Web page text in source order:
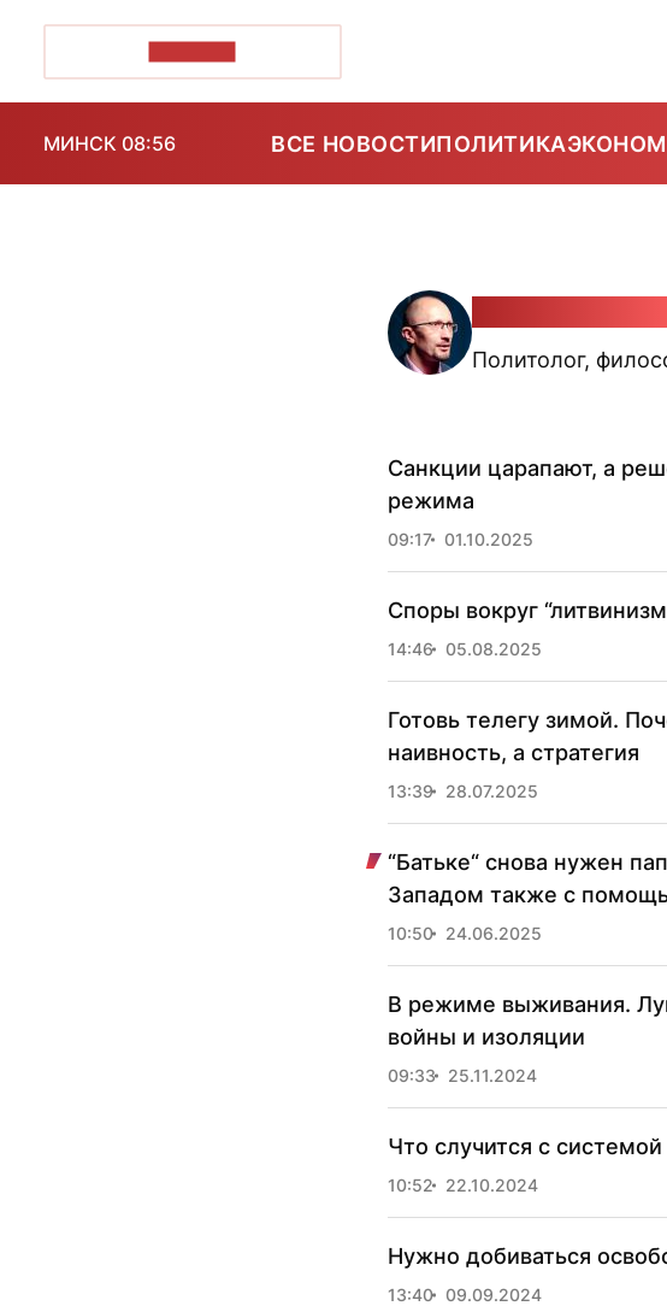
МИНСК 08:56 ВСЕ НОВОСТИПОЛИТИКА
Политолог,
Санкции царапают, а
режима
09:17 01.10.2025
Споры вокруг
14:46 05.08.2025
Готовь телегу зимой.
наивность, а стратегия
13:39 28.07.2025
“Батьке“ снова нужен
Западом также с
10:50 24.06.2025
В режиме выживания.
войны и изоляции
09:33 25.11.2024
Что случится с
10:52 22.10.2024
Нужно добиваться
13:40 09.09.2024